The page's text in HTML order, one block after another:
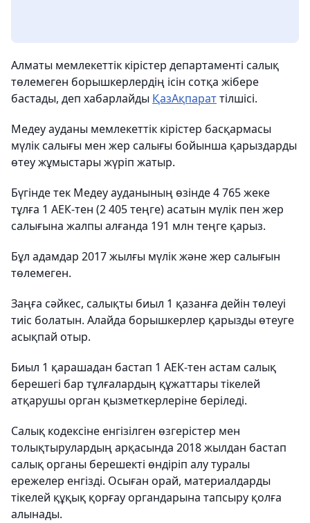
Алматы мемлекеттік кірістер департаменті салық
төлемеген борышкерлердің ісін сотқа жібере
бастады, деп хабарлайды ҚазАқпараттілшісі.
Медеу ауданы мемлекеттік кірістер басқармасы
мүлік салығы мен жер салығы бойынша қарыздарды
өтеу жұмыстары жүріп жатыр.
Бүгінде тек Медеу ауданының өзінде 4 765 жеке
тұлға 1 АЕК-тен (2 405 теңге) асатын мүлік пен жер
салығына жалпы алғанда 191 млн теңге қарыз.
Бұл адамдар 2017 жылғы мүлік және жер салығын
төлемеген.
Заңға сәйкес, салықты биыл 1 қазанға дейін төлеуі
тиіс болатын. Алайда борышкерлер қарызды өтеуге
асықпай отыр.
Биыл 1 қарашадан бастап 1 АЕК-тен астам салық
берешегі бар тұлғалардың құжаттары тікелей
атқарушы орган қызметкерлеріне беріледі.
Салық кодексіне енгізілген өзгерістер мен
толықтырулардың арқасында 2018 жылдан бастап
салық органы берешекті өндіріп алу туралы
ережелер енгізді. Осыған орай, материалдарды
тікелей құқық қорғау органдарына тапсыру қолға
алынады.